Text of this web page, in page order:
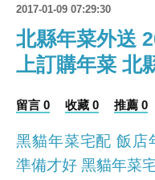
2017-01-09 07:29:30
北縣年菜外送
上訂購年菜 北
留言 0 收藏 0 推薦 0
黑貓年菜宅配 飯店
準備才好 黑貓年菜